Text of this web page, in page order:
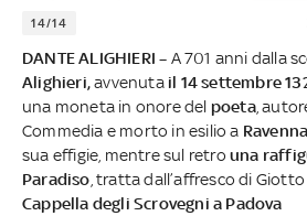
14/14
DANTE ALIGHIERI – A 701 anni dalla
Alighieri,avvenutail 14 settembre
una moneta in onore del poeta,
Commedia e morto in esilio a Ravenna
sua effigie, mentre sul retro una
Paradiso , tratta dall’affresco di
Cappella degli Scrovegni a Padova